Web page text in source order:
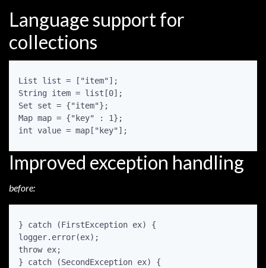
Language support for
collections
List list = ["item"];
String item = list[0];
Set set = {"item"};
Map map = {"key" : 1};
int value = map["key"];
Improved exception handling
before:
} catch (FirstException ex) {
logger.error(ex);
throw ex;
} catch (SecondException ex) {